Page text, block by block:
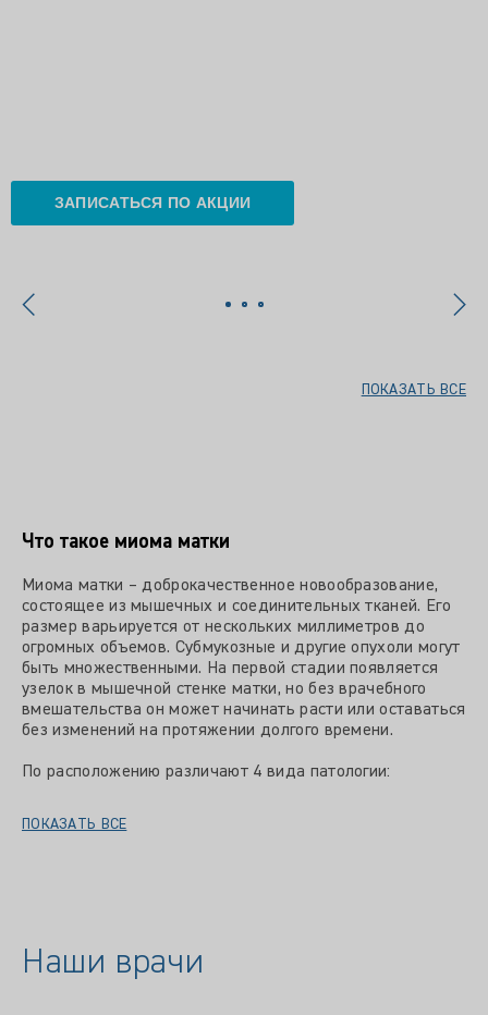
ЗАПИСАТЬСЯ ПО АКЦИИ
ПОКАЗАТЬ ВСЕ
Что такое миома матки
Миома матки – доброкачественное новообразование,
состоящее из мышечных и соединительных тканей. Его
размер варьируется от нескольких миллиметров до
огромных объемов. Субмукозные и другие опухоли могут
быть множественными. На первой стадии появляется
узелок в мышечной стенке матки, но без врачебного
вмешательства он может начинать расти или оставаться
без изменений на протяжении долгого времени.
По расположению различают 4 вида патологии:
ПОКАЗАТЬ ВСЕ
Наши врачи